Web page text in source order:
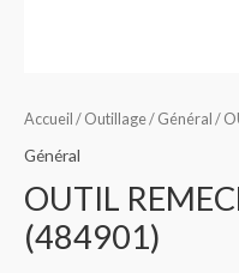
Accueil / Outillage/ Général /
Général
OUTIL
(484901)